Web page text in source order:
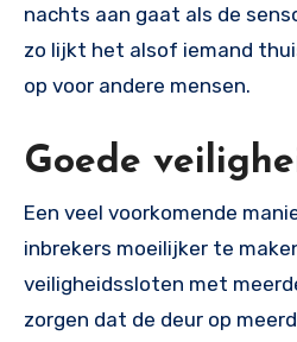
nachts aan gaat als de
zo lijkt het alsof iemand
op voor andere mensen.
Goede
Een veel voorkomende
inbrekers moeilijker te
veiligheidssloten met
zorgen dat de deur op